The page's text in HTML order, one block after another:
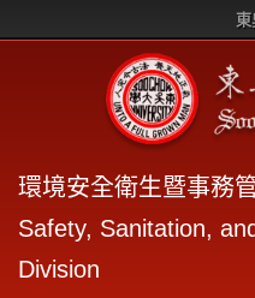
環境安全衛生暨事務
Safety, Sanitation,
Division